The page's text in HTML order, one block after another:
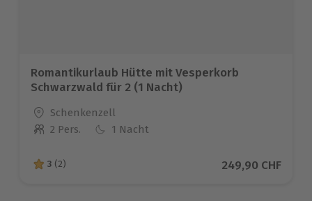
Romantikurlaub Hütte mit Vesperkorb
Schwarzwald für 2 (1 Nacht)
Standort
Schenkenzell
Anzahl der Teilnehmer
2 Pers. 1 Nacht
3 von 5 Sternen basierend auf 2 Bewertungen
3 (2) Aktueller Preis
249,90 CHF